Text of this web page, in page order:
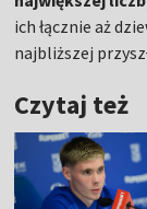
ich łącznie aż
najbliższej
Czytaj też